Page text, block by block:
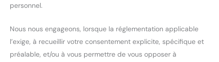
personnel.
Nous nous engageons, lorsque la réglementation applicable
l’exige, à recueillir votre consentement explicite, spécifique et
préalable, et/ou à vous permettre de vous opposer à